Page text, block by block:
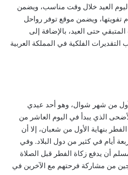
ليوم العيد خلال وقت مناسب، ويضمن
تفويتها، ويضمن موقع توفر رواحل
حتى العيد، بالإضافة إلى
التقديرات الفلكية في المملكة العربية
من شهر شوال، وهو أحد عيدي
الذي يبدأ في اليوم العاشر من
بنهاية الأول من شعبان، إلا أن
أيام في كثير من دول البلاد. وفي
أن يدفع زكاة الفطر قبل الصلاة
من مشاركة فرحتهم مع الآخرين في